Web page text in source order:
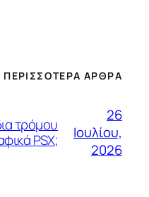
ΠΕΡΙΣΣΌΤΕΡΑ ΆΡΘΡΑ
τρόμου
PSX;
26
Ιουλίου,
2026